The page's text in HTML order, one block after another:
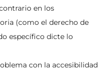
en los
(como el derecho de
específico dicte lo
con la accesibilidad